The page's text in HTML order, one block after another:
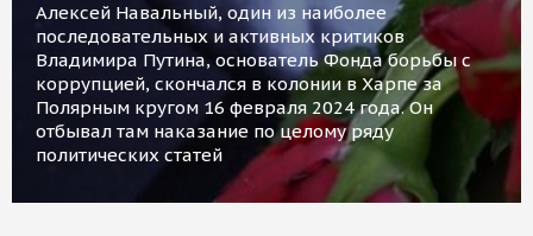
Алексей Навальный, один из наиболее
последовательных и активных критиков
Владимира Путина, основатель Фонда борьбы с
коррупцией, скончался в колонии в Харпе за
Полярным кругом 16 февраля 2024 года. Он
отбывал там наказание по целому ряду
политических статей